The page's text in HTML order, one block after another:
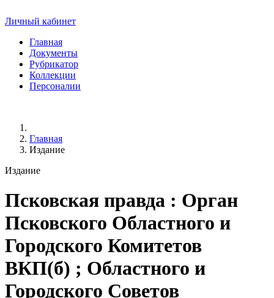
Личный кабинет
Главная
Документы
Рубрикатор
Коллекции
Персоналии
Главная
Издание
Издание
Псковская правда : Орган
Псковского Областного и
Городского Комитетов
ВКП(б) ; Областного и
Городского Советов